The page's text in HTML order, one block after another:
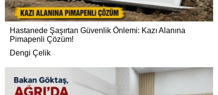
Hastanede Şaşırtan Güvenlik Önlemi: Kazı Alanına
Pimapenli Çözüm!
Dengi Çelik